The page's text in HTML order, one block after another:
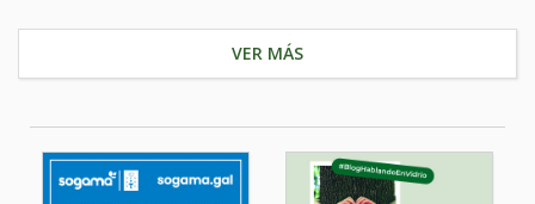
VER MÁS